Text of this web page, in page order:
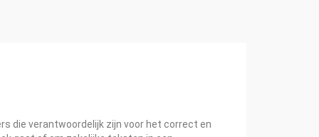
die verantwoordelijk zijn voor het correct en